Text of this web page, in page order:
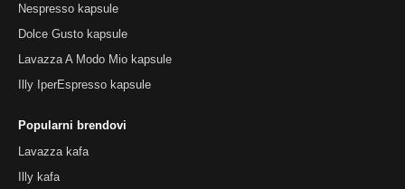
Nespresso kapsule
Dolce Gusto kapsule
Lavazza A Modo Mio kapsule
Illy IperEspresso kapsule
Popularni brendovi
Lavazza kafa
Illy kafa